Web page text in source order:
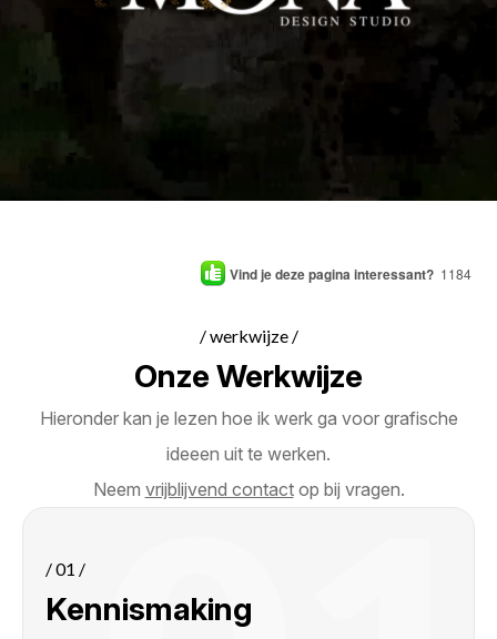
Vind je deze pagina interessant? 1184
/ werkwijze /
Onze Werkwijze
Hieronder kan je lezen hoe ik werk ga voor grafische
ideeen uit te werken.
Neem vrijblijvend contactop bij vragen.
/ 01 /
Kennismaking